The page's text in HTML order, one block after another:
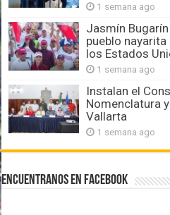
1 semana ago
Jasmín
pueblo
los Estados
1 semana ago
Instalan el
Nomenclatura
Vallarta
1 semana ago
Encuentranos en Facebook